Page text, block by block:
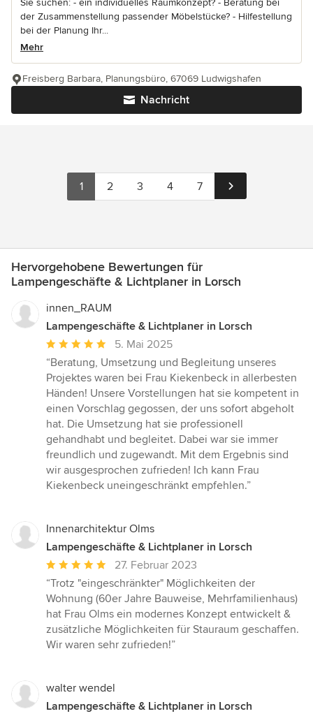
Sie suchen: - ein individuelles Raumkonzept? - Beratung bei
der Zusammenstellung passender Möbelstücke? - Hilfestellung
bei der Planung Ihr...
Mehr
Nachricht
Freisberg Barbara, Planungsbüro, 67069 Ludwigshafen
1 2 3 4 7
Hervorgehobene Bewertungen für
Lampengeschäfte & Lichtplaner in Lorsch
innen_RAUM
Lampengeschäfte & Lichtplaner in Lorsch
Durchschnittliche
Bewertung:
5
von
5
Sternen
5. Mai 2025
“Beratung, Umsetzung und Begleitung unseres
Projektes waren bei Frau Kiekenbeck in allerbesten
Händen! Unsere Vorstellungen hat sie kompetent in
einen Vorschlag gegossen, der uns sofort abgeholt
hat. Die Umsetzung hat sie professionell
gehandhabt und begleitet. Dabei war sie immer
freundlich und zugewandt. Mit dem Ergebnis sind
wir ausgesprochen zufrieden! Ich kann Frau
Kiekenbeck uneingeschränkt empfehlen.”
Innenarchitektur Olms
Lampengeschäfte & Lichtplaner in Lorsch
Durchschnittliche
Bewertung:
5
von
5
Sternen
27. Februar 2023
“Trotz "eingeschränkter" Möglichkeiten der
Wohnung (60er Jahre Bauweise, Mehrfamilienhaus)
hat Frau Olms ein modernes Konzept entwickelt &
zusätzliche Möglichkeiten für Stauraum geschaffen.
Wir waren sehr zufrieden!”
walter wendel
Lampengeschäfte & Lichtplaner in Lorsch